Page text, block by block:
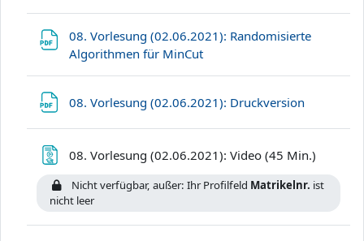
08. Vorlesung (02.06.2021): Randomisierte
Algorithmen für MinCut
08. Vorlesung (02.06.2021): Druckversion
08. Vorlesung (02.06.2021): Video (45 Min.)
Nicht verfügbar, außer: Ihr Profilfeld Matrikelnr. ist
nicht leer